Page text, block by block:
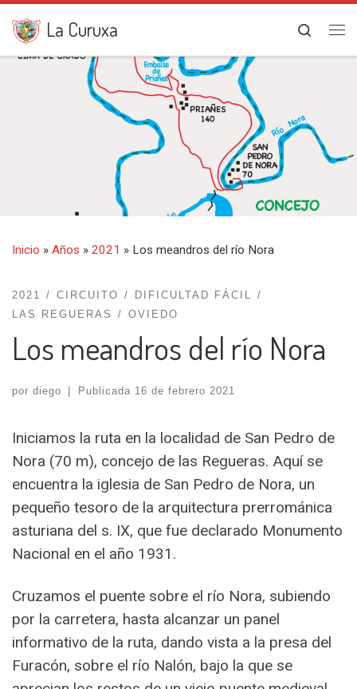
Saltar al contenido
La Curuxa
Search
Inicio » Años » 2021 » Los meandros del río Nora
2021 CIRCUITO
DIFICULTAD FÁCIL
LAS REGUERAS
OVIEDO
Los meandros del río Nora
por diego Publicada 16 de febrero 2021
Iniciamos la ruta en la localidad de San Pedro de
Nora (70 m), concejo de las Regueras. Aquí se
encuentra la iglesia de San Pedro de Nora, un
pequeño tesoro de la arquitectura prerrománica
asturiana del s. IX, que fue declarado Monumento
Nacional en el año 1931.
Cruzamos el puente sobre el río Nora, subiendo
por la carretera, hasta alcanzar un panel
informativo de la ruta, dando vista a la presa del
Furacón, sobre el río Nalón, bajo la que se